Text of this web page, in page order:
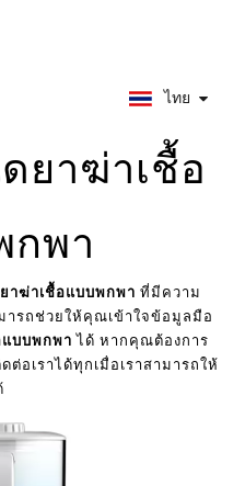
ไทย
ยาฆ่าเชื้อ
กพา
ยาฆ่าเชื้อแบบพกพา ที่มีความ
ารถช่วยให้คุณเข้าใจข้อมูลมือ
แบบพกพา ได้ หากคุณต้องการ
อเราได้ทุกเมื่อเราสามารถให้